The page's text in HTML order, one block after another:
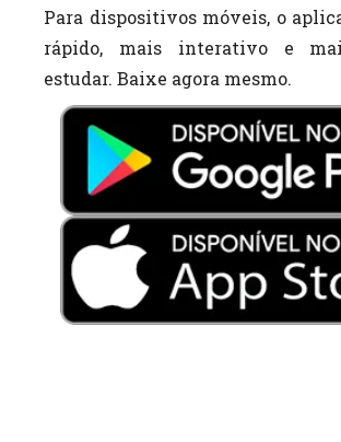
Para dispositivos móveis, o
rápido, mais interativo e
estudar. Baixe agora mesmo.